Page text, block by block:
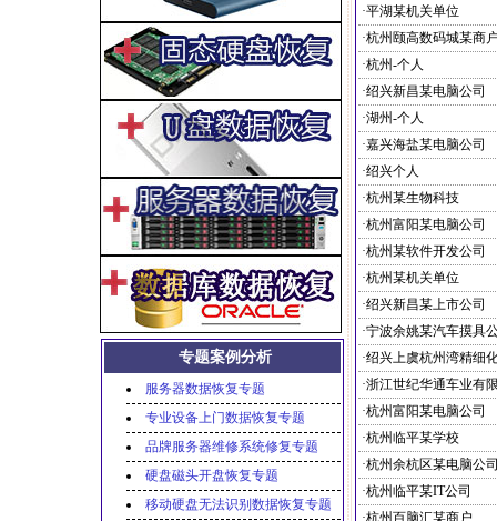
专题案例分析
服务器数据恢复专题
专业设备上门数据恢复专题
品牌服务器维修系统修复专题
硬盘磁头开盘恢复专题
移动硬盘无法识别数据恢复专题
·平湖某机关单位
·杭州颐高数码城某商
·杭州-个人
·绍兴新昌某电脑公司
·湖州-个人
·嘉兴海盐某电脑公司
·绍兴个人
·杭州某生物科技
·杭州富阳某电脑公司
·杭州某软件开发公司
·杭州某机关单位
·绍兴新昌某上市公司
·宁波余姚某汽车摸具
·杭州富阳某电脑公司
·杭州临平某学校
·杭州余杭区某电脑公
·杭州临平某IT公司
·杭州百脑汇某商户